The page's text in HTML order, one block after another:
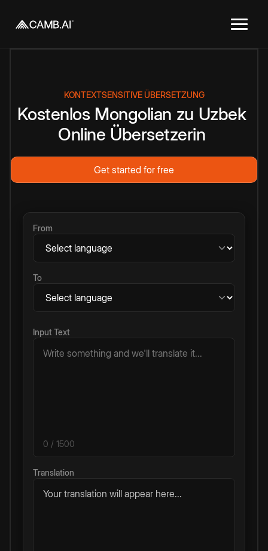
KONTEXTSENSITIVE ÜBERSETZUNG
Kostenlos Mongolian zu Uzbek
Online Übersetzerin
Get started for free
From
To
Input Text
0 / 1500
Translation
Your translation will appear here...